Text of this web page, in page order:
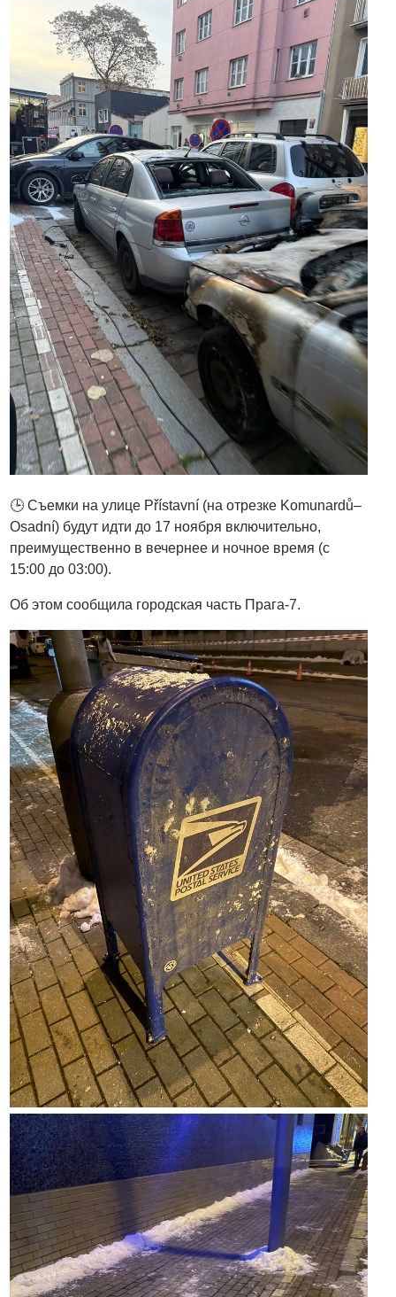
🕒 Съемки на улице Přístavní (на отрезке Komunardů–
Osadní) будут идти до 17 ноября включительно,
преимущественно в вечернее и ночное время (с
15:00 до 03:00).
Об этом сообщила городская часть Прага-7.